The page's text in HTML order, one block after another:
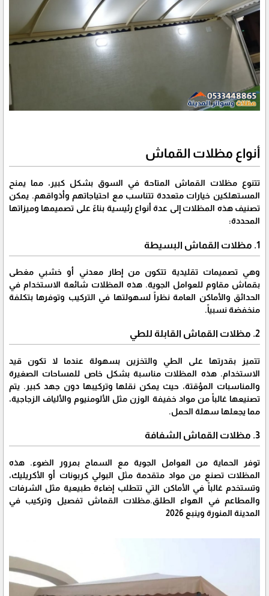
أنواع مظلات القماش
تتنوع مظلات القماش المتاحة في السوق بشكل كبير، مما يمنح
المستهلكين خيارات متعددة تتناسب مع احتياجاتهم وأذواقهم. يمكن
تصنيف هذه المظلات إلى عدة أنواع رئيسية بناءً على تصميمها وميزاتها
المحددة:
1. مظلات القماش البسيطة
وهي تصميمات تقليدية تتكون من إطار معدني أو خشبي مغطى
بقماش مقاوم للعوامل الجوية. هذه المظلات شائعة الاستخدام في
الحدائق والأماكن العامة نظراً لسهولتها في التركيب وتوفرها بتكلفة
منخفضة نسبياً.
2. مظلات القماش القابلة للطي
تتميز بقدرتها على الطي والتخزين بسهولة عندما لا تكون قيد
الاستخدام. هذه المظلات مناسبة بشكل خاص للمساحات الصغيرة
والمناسبات المؤقتة، حيث يمكن نقلها وتركيبها دون جهد كبير. يتم
تصنيعها غالباً من مواد خفيفة الوزن مثل الألومنيوم والألياف الزجاجية،
مما يجعلها سهلة الحمل.
3. مظلات القماش الشفافة
توفر الحماية من العوامل الجوية مع السماح بمرور الضوء. هذه
المظلات تصنع من مواد متقدمة مثل البولي كربونات أو الأكريليك،
وتستخدم غالباً في الأماكن التي تتطلب إضاءة طبيعية مثل الشرفات
والمطاعم في الهواء الطلق.مظلات القماش تفصيل وتركيب في
المدينة المنورة وينبع 2026